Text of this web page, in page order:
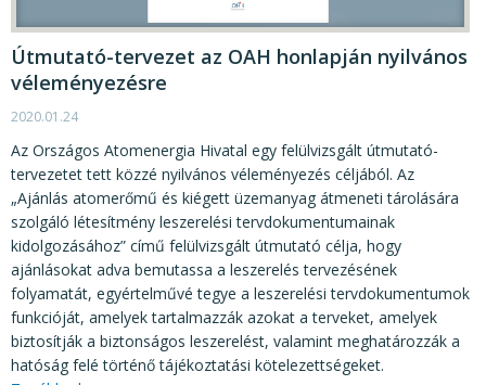
Útmutató-tervezet az OAH honlapján nyilvános
véleményezésre
2020.01.24
Az Országos Atomenergia Hivatal egy felülvizsgált útmutató-
tervezetet tett közzé nyilvános véleményezés céljából. Az
„Ajánlás atomerőmű és kiégett üzemanyag átmeneti tárolására
szolgáló létesítmény leszerelési tervdokumentumainak
kidolgozásához” című felülvizsgált útmutató célja, hogy
ajánlásokat adva bemutassa a leszerelés tervezésének
folyamatát, egyértelművé tegye a leszerelési tervdokumentumok
funkcióját, amelyek tartalmazzák azokat a terveket, amelyek
biztosítják a biztonságos leszerelést, valamint meghatározzák a
hatóság felé történő tájékoztatási kötelezettségeket.